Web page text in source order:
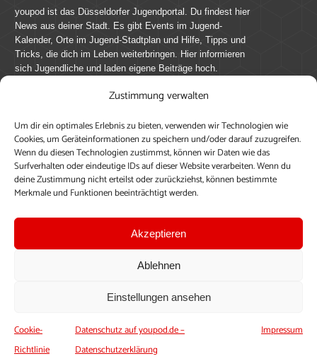
Zustimmung verwalten
Um dir ein optimales Erlebnis zu bieten, verwenden wir Technologien wie
Cookies, um Geräteinformationen zu speichern und/oder darauf zuzugreifen.
Wenn du diesen Technologien zustimmst, können wir Daten wie das
Surfverhalten oder eindeutige IDs auf dieser Website verarbeiten. Wenn du
deine Zustimmung nicht erteilst oder zurückziehst, können bestimmte
Merkmale und Funktionen beeinträchtigt werden.
Akzeptieren
Ablehnen
Einstellungen ansehen
Cookie-
Richtlinie
Datenschutz auf youpod.de –
Datenschutzerklärung
Impressum
youpod ist das Düsseldorfer Jugendportal. Du findest hier
News aus deiner Stadt. Es gibt Events im Jugend-
Kalender, Orte im Jugend-Stadtplan und Hilfe, Tipps und
Tricks, die dich im Leben weiterbringen. Hier informieren
sich Jugendliche und laden eigene Beiträge hoch.
Mach mit bei youpod.de!
youpod.de lebt von Menschen wie dir. Sammel
journalistische Erfahrung, teile deine Perspektive und
veröffentliche deine Beiträge auf youpod.de.Du musst
dich anmelden, um alle Funktionen nutzen zu können, ein
Profil anzulegen, eigene Beiträge hochzuladen und zu
Einloggen